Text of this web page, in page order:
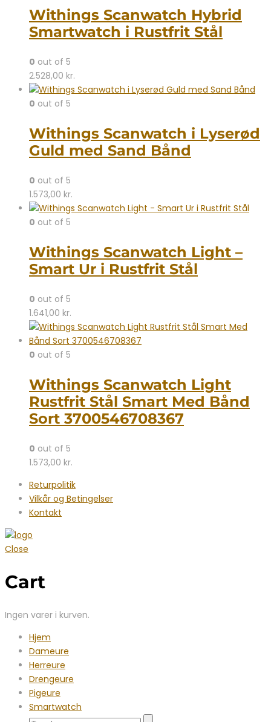
Withings Scanwatch Hybrid
Smartwatch i Rustfrit Stål
0 out of 5
2.528,00 kr.
0 out of 5
Withings Scanwatch i Lyserød
Guld med Sand Bånd
0 out of 5
1.573,00 kr.
0 out of 5
Withings Scanwatch Light –
Smart Ur i Rustfrit Stål
0 out of 5
1.641,00 kr.
0 out of 5
Withings Scanwatch Light
Rustfrit Stål Smart Med Bånd
Sort 3700546708367
0 out of 5
1.573,00 kr.
Returpolitik
Vilkår og Betingelser
Kontakt
Close
Cart
Ingen varer i kurven.
Hjem
Dameure
Herreure
Drengeure
Pigeure
Smartwatch